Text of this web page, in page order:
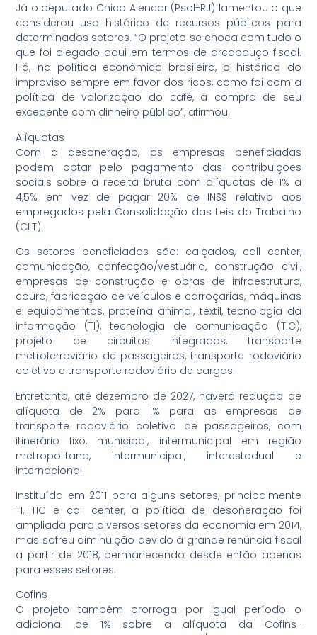
Já o deputado Chico Alencar (Psol-RJ) lamentou o que
considerou uso histórico de recursos públicos para
determinados setores. “O projeto se choca com tudo o
que foi alegado aqui em termos de arcabouço fiscal.
Há, na política econômica brasileira, o histórico do
improviso sempre em favor dos ricos, como foi com a
política de valorização do café, a compra de seu
excedente com dinheiro público”, afirmou.
Alíquotas
Com a desoneração, as empresas beneficiadas
podem optar pelo pagamento das contribuições
sociais sobre a receita bruta com alíquotas de 1% a
4,5% em vez de pagar 20% de INSS relativo aos
empregados pela Consolidação das Leis do Trabalho
(CLT).
Os setores beneficiados são: calçados, call center,
comunicação, confecção/vestuário, construção civil,
empresas de construção e obras de infraestrutura,
couro, fabricação de veículos e carroçarias, máquinas
e equipamentos, proteína animal, têxtil, tecnologia da
informação (TI), tecnologia de comunicação (TIC),
projeto de circuitos integrados, transporte
metroferroviário de passageiros, transporte rodoviário
coletivo e transporte rodoviário de cargas.
Entretanto, até dezembro de 2027, haverá redução de
alíquota de 2% para 1% para as empresas de
transporte rodoviário coletivo de passageiros, com
itinerário fixo, municipal, intermunicipal em região
metropolitana, intermunicipal, interestadual e
internacional.
Instituída em 2011 para alguns setores, principalmente
TI, TIC e call center, a política de desoneração foi
ampliada para diversos setores da economia em 2014,
mas sofreu diminuição devido à grande renúncia fiscal
a partir de 2018, permanecendo desde então apenas
para esses setores.
Cofins
O projeto também prorroga por igual período o
adicional de 1% sobre a alíquota da Cofins-